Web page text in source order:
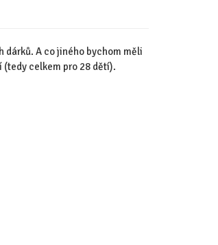
dárků. A co jiného bychom měli
(tedy celkem pro 28 dětí).